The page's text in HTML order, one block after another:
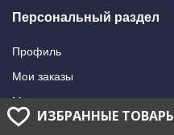
Персональный раздел
Профиль
Мои заказы
Мои подписки
Написать в поддержку
ИЗБРАННЫЕ